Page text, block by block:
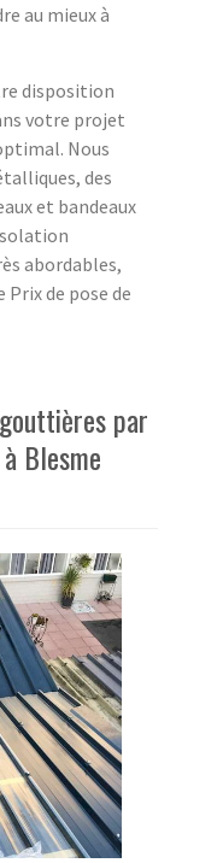
au mieux à
disposition
votre projet
Nous
des
et bandeaux
abordables,
de pose de
par
Blesme